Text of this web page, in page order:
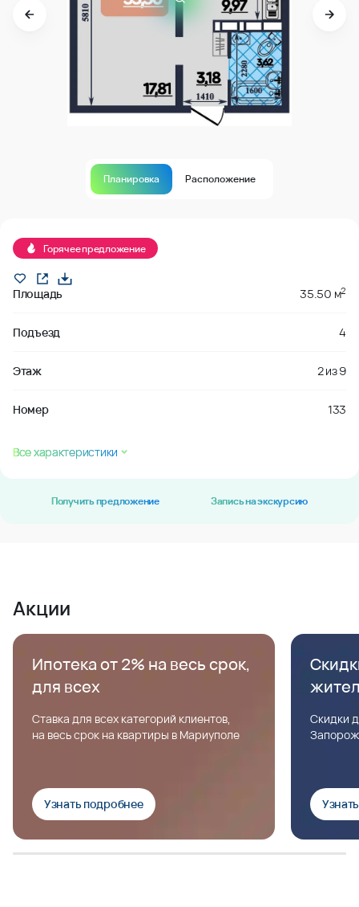
Планировка Расположение
Горячее предложение
Площадь 35.50 м2
Подъезд 4
Этаж 2из9
Номер 133
Все характеристики
Получить предложение Запись на экскурсию
Акции
Ипотека от 2% на весь срок,
для всех
Ставка для всех категорий клиентов,
на весь срок на квартиры в Мариуполе
Узнать подробнее
Скидки